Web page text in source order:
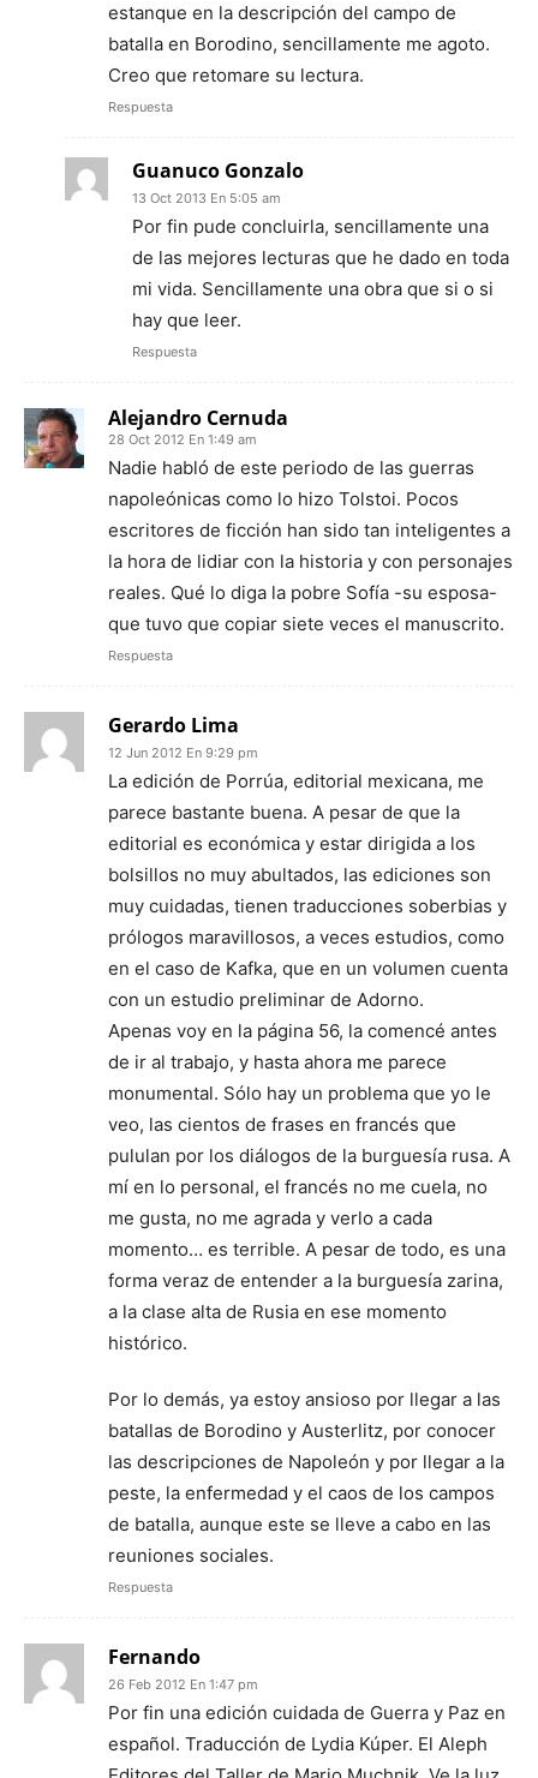
estanque en la descripción del campo de
batalla en Borodino, sencillamente me agoto.
Creo que retomare su lectura.
Respuesta
Guanuco Gonzalo
13 Oct 2013 En 5:05 am
Por fin pude concluirla, sencillamente una
de las mejores lecturas que he dado en toda
mi vida. Sencillamente una obra que si o si
hay que leer.
Respuesta
Alejandro Cernuda
28 Oct 2012 En 1:49 am
Nadie habló de este periodo de las guerras
napoleónicas como lo hizo Tolstoi. Pocos
escritores de ficción han sido tan inteligentes a
la hora de lidiar con la historia y con personajes
reales. Qué lo diga la pobre Sofía -su esposa-
que tuvo que copiar siete veces el manuscrito.
Respuesta
Gerardo Lima
12 Jun 2012 En 9:29 pm
La edición de Porrúa, editorial mexicana, me
parece bastante buena. A pesar de que la
editorial es económica y estar dirigida a los
bolsillos no muy abultados, las ediciones son
muy cuidadas, tienen traducciones soberbias y
prólogos maravillosos, a veces estudios, como
en el caso de Kafka, que en un volumen cuenta
con un estudio preliminar de Adorno.
Apenas voy en la página 56, la comencé antes
de ir al trabajo, y hasta ahora me parece
monumental. Sólo hay un problema que yo le
veo, las cientos de frases en francés que
pululan por los diálogos de la burguesía rusa. A
mí en lo personal, el francés no me cuela, no
me gusta, no me agrada y verlo a cada
momento… es terrible. A pesar de todo, es una
forma veraz de entender a la burguesía zarina,
a la clase alta de Rusia en ese momento
histórico.
Por lo demás, ya estoy ansioso por llegar a las
batallas de Borodino y Austerlitz, por conocer
las descripciones de Napoleón y por llegar a la
peste, la enfermedad y el caos de los campos
de batalla, aunque este se lleve a cabo en las
reuniones sociales.
Respuesta
Fernando
26 Feb 2012 En 1:47 pm
Por fin una edición cuidada de Guerra y Paz en
español. Traducción de Lydia Kúper. El Aleph